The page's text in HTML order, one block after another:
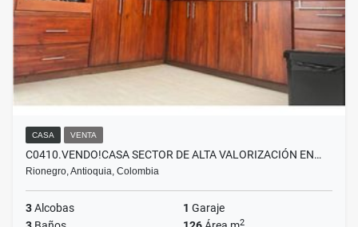
CASA VENTA
C0410.VENDO!CASA SECTOR DE ALTA VALORIZACIÓN EN…
Rionegro, Antioquia, Colombia
3Alcobas 1 Garaje
2